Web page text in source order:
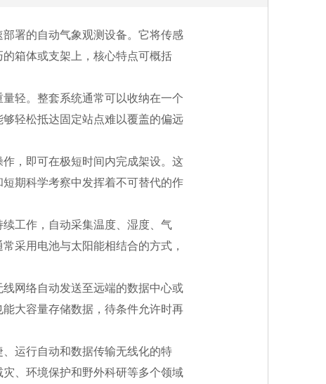
署的自动气象观测设备。它将传感
箱体或支架上，核心特点可概括
轻。整套系统通常可以收纳在一个
轻松抵达固定站点难以覆盖的偏远
，即可在极短时间内完成架设。这
期科学考察中发挥着不可替代的作
工作，自动采集温度、湿度、气
采用电池与太阳能相结合的方式，
网络自动发送至远端的数据中心或
大容量存储数据，待条件允许时再
运行自动和数据传输无线化的特
、环境保护和野外科研等多个领域